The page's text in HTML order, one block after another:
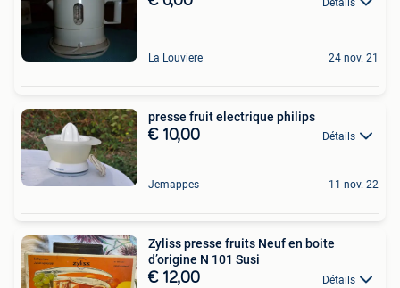
La Louviere 24 nov. 21
presse fruit electrique philips
€ 10,00 Détails
Jemappes 11 nov. 22
Zyliss presse fruits Neuf en boite
d’origine N 101 Susi
€ 12,00 Détails